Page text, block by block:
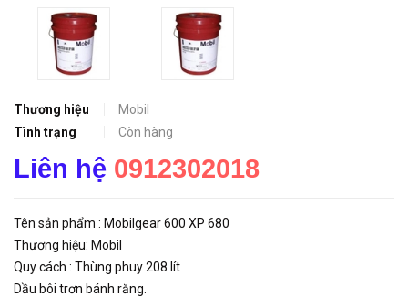
Thương hiệu
Mobil
Tình trạng
Còn hàng
Liên hệ 0912302018
Tên sản phẩm : Mobilgear 600 XP 680
Thương hiệu: Mobil
Quy cách : Thùng phuy 208 lít
Dầu bôi trơn bánh răng.